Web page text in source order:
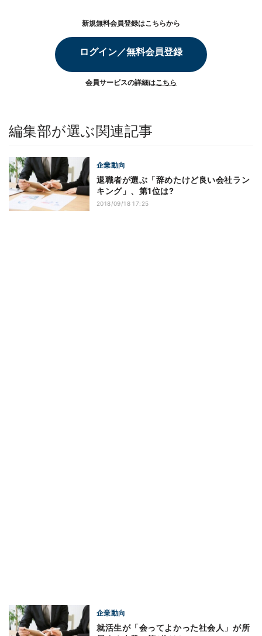
新規無料会員登録はこちらから
ログイン／無料会員登録
会員サービスの詳細はこちら
編集部が選ぶ関連記事
企業動向
退職者が選ぶ「辞めたけど良い会社ラン
キング」、第1位は?
2018/09/18 17:25
企業動向
就活生が「会ってよかった社会人」が所